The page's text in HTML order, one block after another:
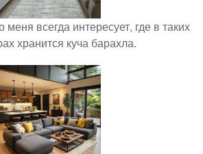
всегда интересует, где в таких
хранится куча барахла.